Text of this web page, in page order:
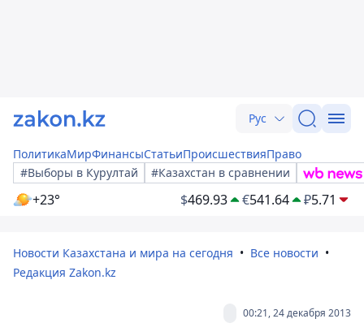
Рус
ПолитикаМирФинансыСтатьиПроисшествияПраво
#Выборы в Курултай
#Казахстан в сравнении
+23° $469.93 €541.64 ₽5.71
Новости Казахстана и мира на сегодня
Все новости
Редакция Zakon.kz
00:21, 24 декабря 2013